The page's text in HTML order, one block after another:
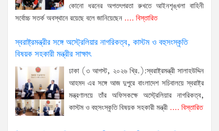
কোনো ধরনের অপতৎপরতা রুখতে আইনশৃঙ্খলা বাহিনী
সর্বোচ্চ সতর্ক অবস্থানে রয়েছে বলে জানিয়েছেন .... বিস্তারিত
স্বরাষ্ট্রমন্ত্রীর সঙ্গে অস্ট্রেলিয়ার নাগরিকত্ব, কাস্টম ও বহুসংস্কৃতি
বিষয়ক সহকারী মন্ত্রীর সাক্ষাৎ
ঢাকা (৩ আগস্ট, ২০২৬ খ্রি.):স্বরাষ্ট্রমন্ত্রী সালাহউদ্দিন
আহমদ এর সঙ্গে আজ দুপুরে বাংলাদেশ সচিবালয়ে স্বরাষ্ট্র
মন্ত্রণালয়ে তাঁর অফিসকক্ষে অস্ট্রেলিয়ার নাগরিকত্ব,
কাস্টম ও বহুসংস্কৃতি বিষয়ক সহকারী মন্ত্রী .... বিস্তারিত